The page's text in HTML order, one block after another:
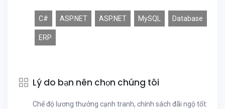
C# ASP.NET ASP.NET MySQL Database
ERP
Lý do bạn nên chọn chúng tôi
Chế độ lương thưởng cạnh tranh, chính sách đãi ngộ tốt: